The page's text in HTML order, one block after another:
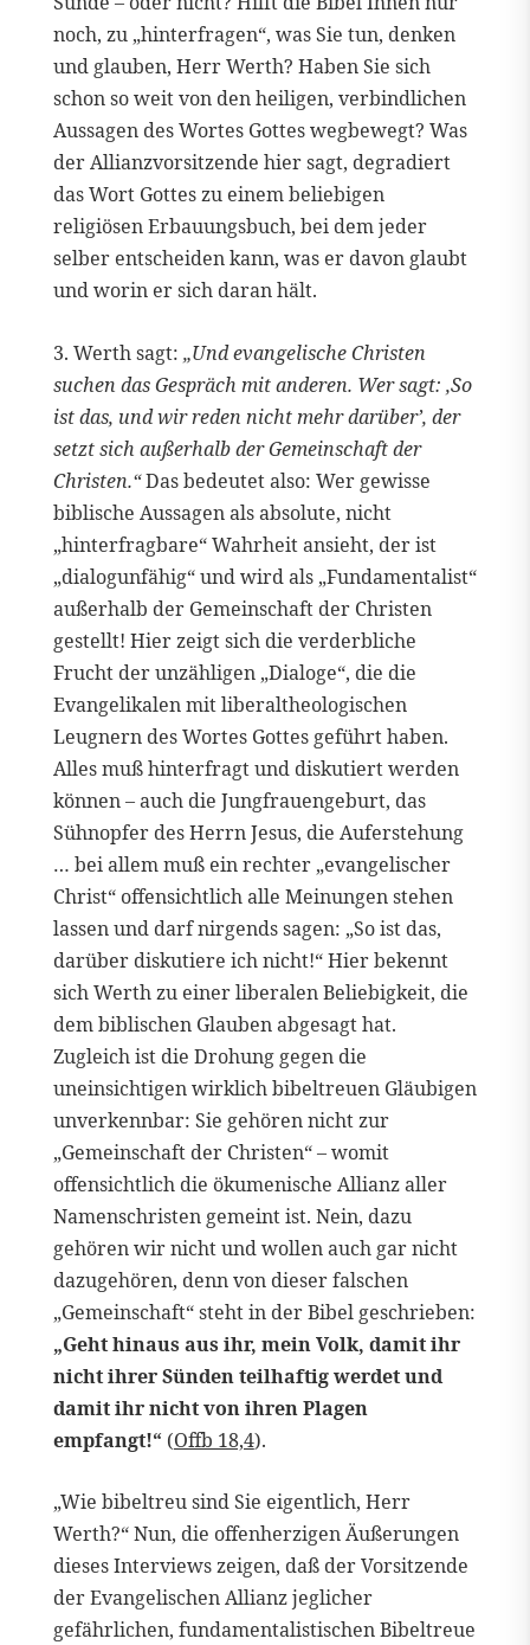
noch, zu „hinterfragen“, was Sie tun, denken
und glauben, Herr Werth? Haben Sie sich
schon so weit von den heiligen, verbindlichen
Aussagen des Wortes Gottes wegbewegt? Was
der Allianzvorsitzende hier sagt, degradiert
das Wort Gottes zu einem beliebigen
religiösen Erbauungsbuch, bei dem jeder
selber entscheiden kann, was er davon glaubt
und worin er sich daran hält.
3. Werth sagt: „Und evangelische Christen
suchen das Gespräch mit anderen. Wer sagt: ‚So
ist das, und wir reden nicht mehr darüber’, der
setzt sich außerhalb der Gemeinschaft der
Christen.“Das bedeutet also: Wer gewisse
biblische Aussagen als absolute, nicht
„hinterfragbare“ Wahrheit ansieht, der ist
„dialogunfähig“ und wird als „Fundamentalist“
außerhalb der Gemeinschaft der Christen
gestellt! Hier zeigt sich die verderbliche
Frucht der unzähligen „Dialoge“, die die
Evangelikalen mit liberaltheologischen
Leugnern des Wortes Gottes geführt haben.
Alles muß hinterfragt und diskutiert werden
können – auch die Jungfrauengeburt, das
Sühnopfer des Herrn Jesus, die Auferstehung
… bei allem muß ein rechter „evangelischer
Christ“ offensichtlich alle Meinungen stehen
lassen und darf nirgends sagen: „So ist das,
darüber diskutiere ich nicht!“ Hier bekennt
sich Werth zu einer liberalen Beliebigkeit, die
dem biblischen Glauben abgesagt hat.
Zugleich ist die Drohung gegen die
uneinsichtigen wirklich bibeltreuen Gläubigen
unverkennbar: Sie gehören nicht zur
„Gemeinschaft der Christen“ – womit
offensichtlich die ökumenische Allianz aller
Namenschristen gemeint ist. Nein, dazu
gehören wir nicht und wollen auch gar nicht
dazugehören, denn von dieser falschen
„Gemeinschaft“ steht in der Bibel geschrieben:
„Geht hinaus aus ihr, mein Volk, damit ihr
nicht ihrer Sünden teilhaftig werdet und
damit ihr nicht von ihren Plagen
empfangt!“ (Offb 18,4).
„Wie bibeltreu sind Sie eigentlich, Herr
Werth?“ Nun, die offenherzigen Äußerungen
dieses Interviews zeigen, daß der Vorsitzende
der Evangelischen Allianz jeglicher
gefährlichen, fundamentalistischen Bibeltreue